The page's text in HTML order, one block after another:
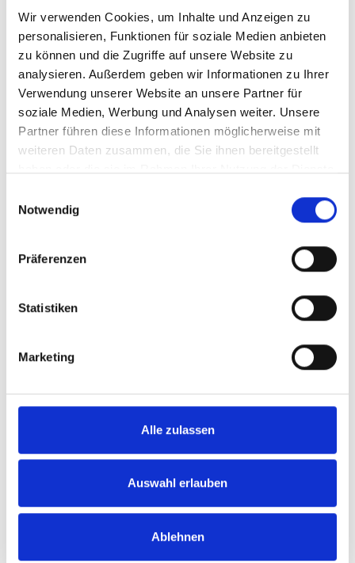
Wir verwenden Cookies, um Inhalte und Anzeigen zu
personalisieren, Funktionen für soziale Medien anbieten
zu können und die Zugriffe auf unsere Website zu
analysieren. Außerdem geben wir Informationen zu Ihrer
Verwendung unserer Website an unsere Partner für
soziale Medien, Werbung und Analysen weiter. Unsere
Partner führen diese Informationen möglicherweise mit
weiteren Daten zusammen, die Sie ihnen bereitgestellt
Notwendig
Präferenzen
Statistiken
Marketing
Alle zulassen
Auswahl erlauben
Ablehnen
Videosprache:English
Product video, Seat Locker
Bitteerlauben Sie allen Cookies,um dieses
Video anzusehen.
(Kopieren Sie den folgenden Code
um das Video einzubetten)
Product video, Seat Locker
Zurück 1 Weiter